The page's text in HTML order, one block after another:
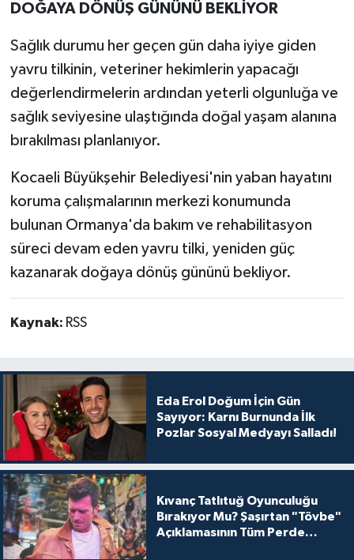
DOĞAYA DÖNÜŞ GÜNÜNÜ BEKLİYOR
Sağlık durumu her geçen gün daha iyiye giden
yavru tilkinin, veteriner hekimlerin yapacağı
değerlendirmelerin ardından yeterli olgunluğa ve
sağlık seviyesine ulaştığında doğal yaşam alanına
bırakılması planlanıyor.
Kocaeli Büyükşehir Belediyesi'nin yaban hayatını
koruma çalışmalarının merkezi konumunda
bulunan Ormanya'da bakım ve rehabilitasyon
süreci devam eden yavru tilki, yeniden güç
kazanarak doğaya dönüş gününü bekliyor.
Kaynak: RSS
Eda Erol Doğum İçin Gün
Sayıyor: Karnı Burnunda İlk
Pozlar Sosyal Medyayı Salladı!
Kıvanç Tatlıtuğ Oyunculuğu
Bırakıyor Mu? Şaşırtan "Tövbe"
Açıklamasının Tüm Perde